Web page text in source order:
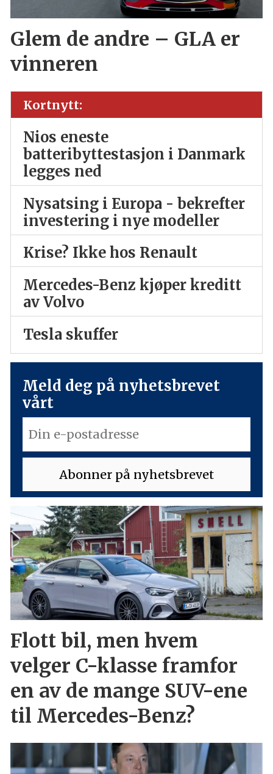
Glem de andre – GLA er
vinneren
Kortnytt:
Nios eneste
batteribyttestasjon i Danmark
legges ned
Nysatsing i Europa - bekrefter
investering i nye modeller
Krise? Ikke hos Renault
Mercedes-Benz kjøper kreditt
av Volvo
Tesla skuffer
Meld deg på nyhetsbrevet
vårt
Flott bil, men hvem
velger C-klasse framfor
en av de mange SUV-ene
til Mercedes-Benz?